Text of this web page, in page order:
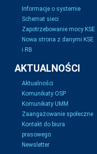
Informacje o systemie
Schemat sieci
Zapotrzebowanie mocy KSE
Nowa strona z danymi KSE
i RB
AKTUALNOŚCI
Aktualności
Komunikaty OSP
Komunikaty UMM
Zaangażowanie społeczne
Kontakt do biura
prasowego
Newsletter